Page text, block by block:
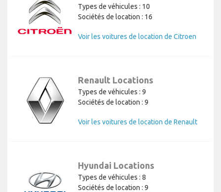
Types de véhicules : 10
Sociétés de location : 16
Voir les voitures de location de Citroen
Renault Locations
Types de véhicules : 9
Sociétés de location : 9
Voir les voitures de location de Renault
Hyundai Locations
Types de véhicules : 8
Sociétés de location : 9